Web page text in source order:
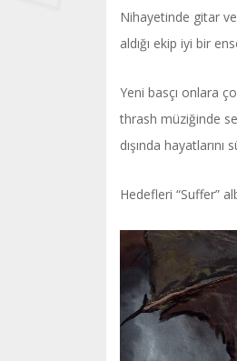
Nihayetinde gitar
aldığı ekip iyi bir
Yeni basçı onlara
thrash müziğinde
dışında hayatlarını
Hedefleri “Suffer”